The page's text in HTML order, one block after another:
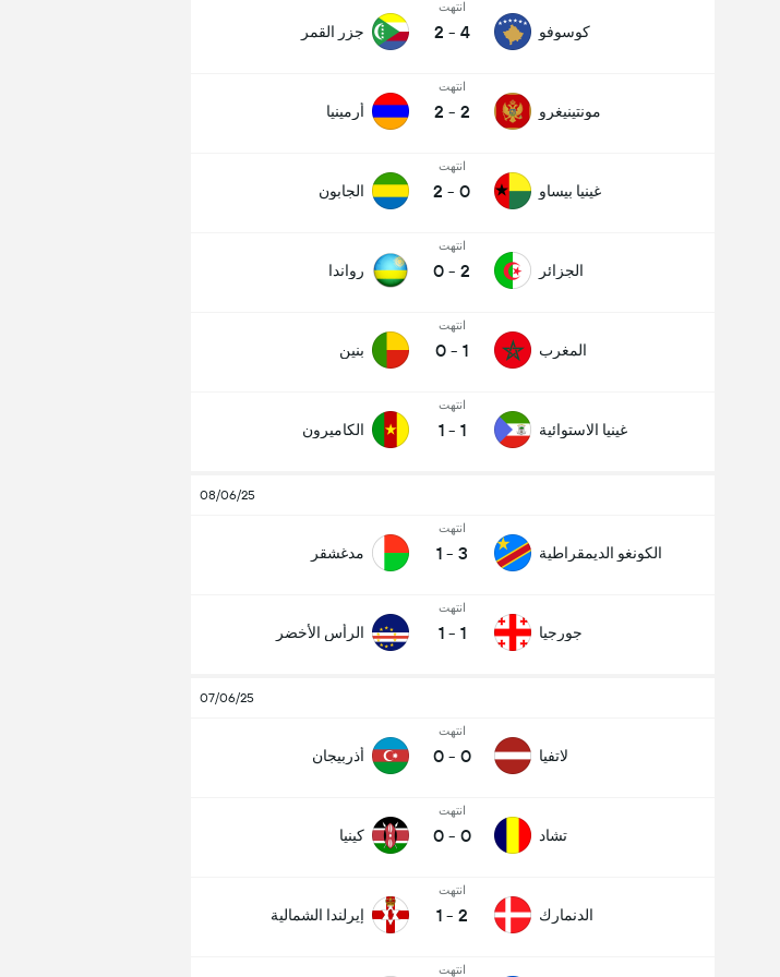
كوسوفو
انتهت
4
-
2 جزر القمر
مونتينيغرو
انتهت
2
-
2 أرمينيا
غينيا بيساو
انتهت
0
-
2 الجابون
الجزائر
انتهت
2
-
0 رواندا
المغرب
انتهت
1
-
0 بنين
غينيا الاستوائية
انتهت
1
-
1 الكاميرون
08/06/25
الكونغو الديمقراطية
انتهت
3
-
1 مدغشقر
جورجيا
انتهت
1
-
1 الرأس الأخضر
07/06/25
لاتفيا
انتهت
0
-
0 أذربيجان
تشاد
انتهت
0
-
0 كينيا
الدنمارك
انتهت
2
-
1 إيرلندا الشمالية
انتهت